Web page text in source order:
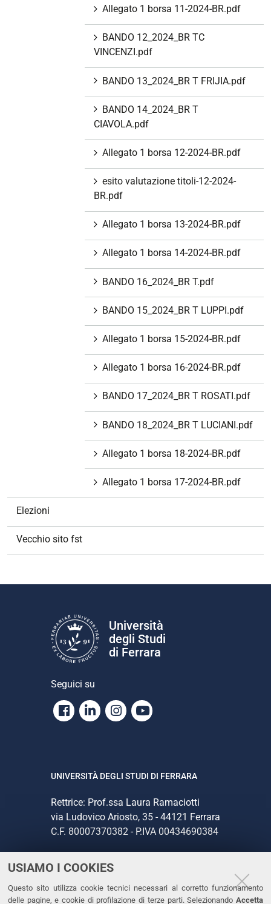
USIAMO I COOKIES
Questo sito utilizza cookie tecnici necessari al corretto funzionamento
delle pagine, e cookie di profilazione di terze parti. Selezionando Accetta
Allegato 1 borsa 11-2024-BR.pdf
BANDO 12_2024_BR TC
VINCENZI.pdf
BANDO 13_2024_BR T FRIJIA.pdf
BANDO 14_2024_BR T
CIAVOLA.pdf
Allegato 1 borsa 12-2024-BR.pdf
esito valutazione titoli-12-2024-
BR.pdf
Allegato 1 borsa 13-2024-BR.pdf
Allegato 1 borsa 14-2024-BR.pdf
BANDO 16_2024_BR T.pdf
BANDO 15_2024_BR T LUPPI.pdf
Allegato 1 borsa 15-2024-BR.pdf
Allegato 1 borsa 16-2024-BR.pdf
BANDO 17_2024_BR T ROSATI.pdf
BANDO 18_2024_BR T LUCIANI.pdf
Allegato 1 borsa 18-2024-BR.pdf
Allegato 1 borsa 17-2024-BR.pdf
Elezioni
Vecchio sito fst
Università
degli Studi
di Ferrara
Seguici su
Facebook
LinkedinInstagram
Youtube
UNIVERSITÀ DEGLI STUDI DI FERRARA
Rettrice: Prof.ssa Laura Ramaciotti
via Ludovico Ariosto, 35 - 44121 Ferrara
C.F. 80007370382 - P.IVA 00434690384
CONTATTI
Tel. +39 0532 293111